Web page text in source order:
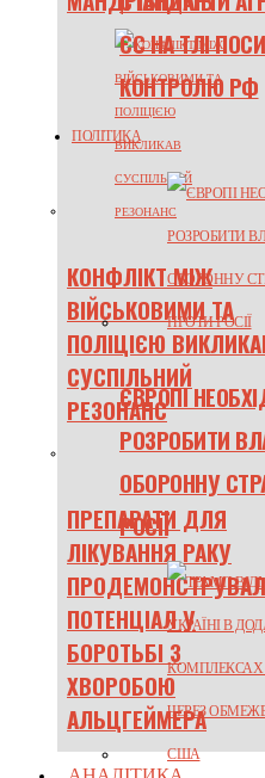
КОНФЛІКТ МІЖ
ВІЙСЬКОВИМИ ТА
ПОЛІЦІЄЮ
СУСПІЛЬНИЙ
РЕЗОНАНС
ПРЕПАРАТИ ДЛЯ
ЛІКУВАННЯ РАКУ
ПОТЕНЦІАЛ У
БОРОТЬБІ З
ХВОРОБОЮ
АЛЬЦГЕЙМЕРА
ЄС НА ТЛІ
КОНТРОЛЮ РФ
ПОЛІТИКА
ЄВРОПІ
РОЗРОБИТИ
ОБОРОННУ
РОСІЇ